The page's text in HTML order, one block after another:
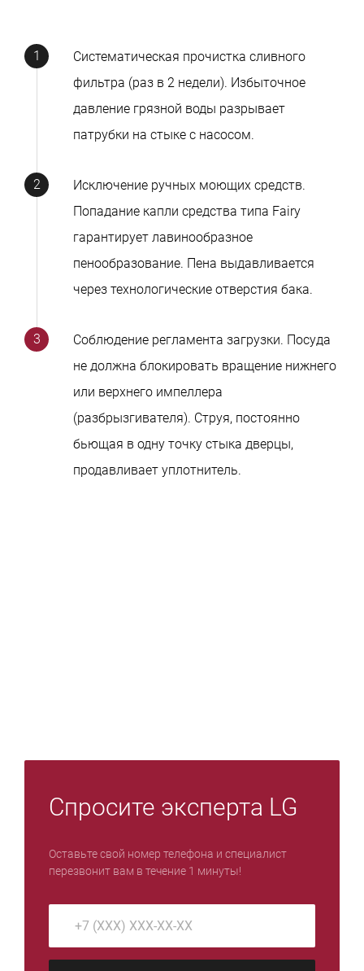
Систематическая прочистка сливного
фильтра (раз в 2 недели). Избыточное
давление грязной воды разрывает
патрубки на стыке с насосом.
Исключение ручных моющих средств.
Попадание капли средства типа Fairy
гарантирует лавинообразное
пенообразование. Пена выдавливается
через технологические отверстия бака.
Соблюдение регламента загрузки. Посуда
не должна блокировать вращение нижнего
или верхнего импеллера
(разбрызгивателя). Струя, постоянно
бьющая в одну точку стыка дверцы,
продавливает уплотнитель.
Спросите эксперта LG
Оставьте свой номер телефона и специалист
перезвонит вам в течение 1 минуты!